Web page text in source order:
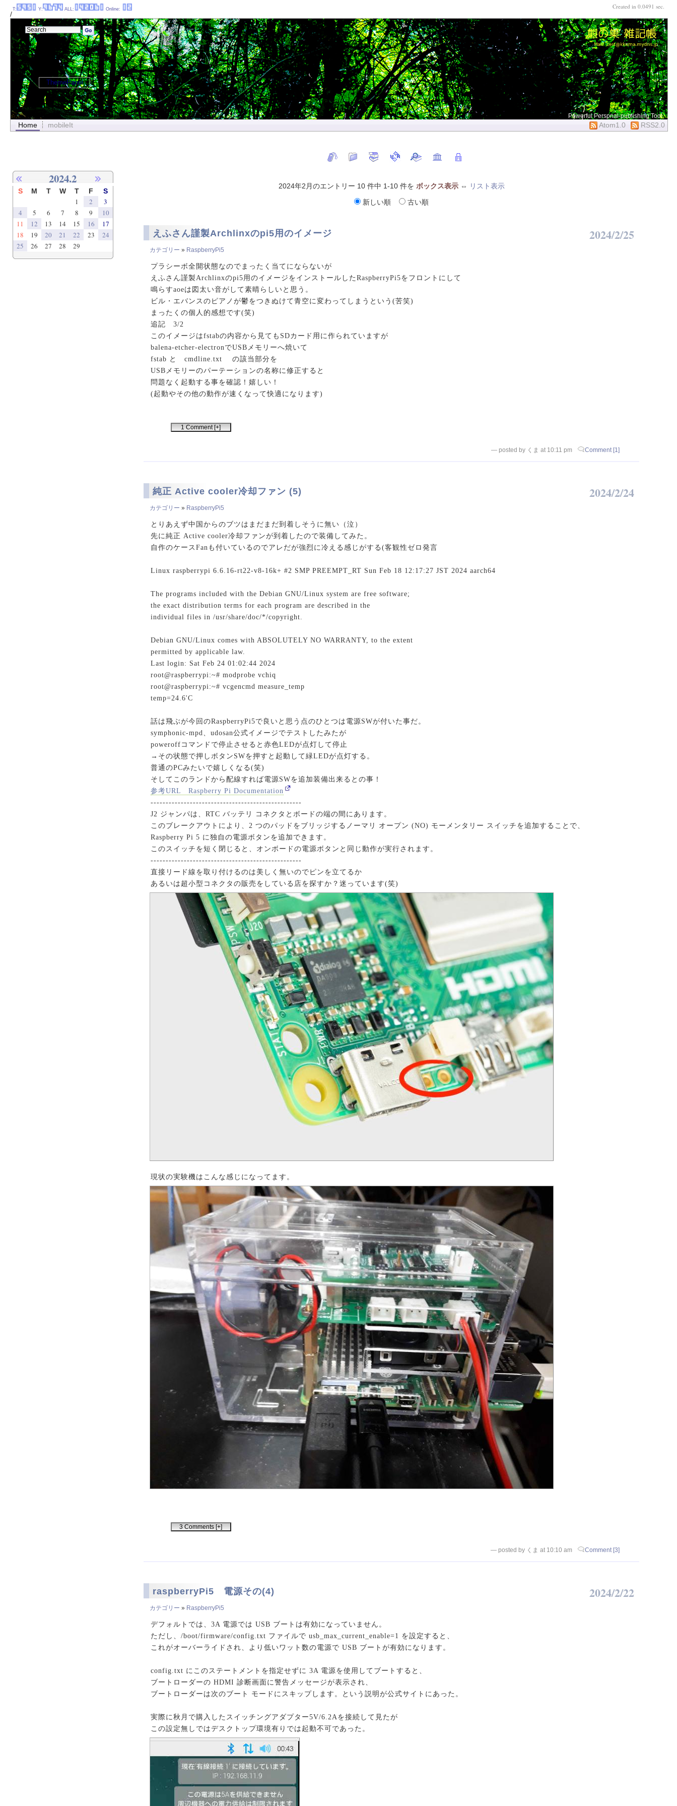
/
Powerful Perspnal-publishing Tool
Home mobileIt RSS2.0
Atom1.0
2024年2月のエントリー 10 件中 1-10 件を ボックス表示⇔
リスト表示
新しい順
古い順
えふさん謹製Archlinxのpi5用のイメージ 2024/2/25
カテゴリー » RaspberryPi5
プラシーボ全開状態なのでまったく当てにならないが
えふさん謹製Archlinxのpi5用のイメージをインストールしたRaspberryPi5をフロントにして
鳴らすaoeは図太い音がして素晴らしいと思う。
ビル・エバンスのピアノが鬱をつきぬけて青空に変わってしまうという(苦笑)
まったくの個人的感想です(笑)
追記 3/2
このイメージはfstabの内容から見てもSDカード用に作られていますが
balena-etcher-electronでUSBメモリーへ焼いて
fstab と cmdline.txt の該当部分を
USBメモリーのパーテーションの名称に修正すると
問題なく起動する事を確認！嬉しい！
(起動やその他の動作が速くなって快適になります)
1 Comment [+]
— posted by くま at 10:11 pm Comment [1]
純正 Active cooler冷却ファン (5) 2024/2/24
カテゴリー » RaspberryPi5
とりあえず中国からのブツはまだまだ到着しそうに無い（泣）
先に純正 Active cooler冷却ファンが到着したので装備してみた。
自作のケースFanも付いているのでアレだが強烈に冷える感じがする(客観性ゼロ発言
Linux raspberrypi 6.6.16-rt22-v8-16k+ #2 SMP PREEMPT_RT Sun Feb 18 12:17:27 JST 2024 aarch64
The programs included with the Debian GNU/Linux system are free software;
the exact distribution terms for each program are described in the
individual files in /usr/share/doc/*/copyright.
Debian GNU/Linux comes with ABSOLUTELY NO WARRANTY, to the extent
permitted by applicable law.
Last login: Sat Feb 24 01:02:44 2024
root@raspberrypi:~# modprobe vchiq
root@raspberrypi:~# vcgencmd measure_temp
temp=24.6'C
話は飛ぶが今回のRaspberryPi5で良いと思う点のひとつは電源SWが付いた事だ。
symphonic-mpd、udosan公式イメージでテストしたみたが
poweroffコマンドで停止させると赤色LEDが点灯して停止
→その状態で押しボタンSWを押すと起動して緑LEDが点灯する。
普通のPCみたいで嬉しくなる(笑)
そしてこのランドから配線すれば電源SWを追加装備出来るとの事！
参考URL Raspberry Pi Documentation
--------------------------------------------------
J2 ジャンパは、RTC バッテリ コネクタとボードの端の間にあります。
このブレークアウトにより、2 つのパッドをブリッジするノーマリ オープン (NO) モーメンタリー スイッチを追加することで、
Raspberry Pi 5 に独自の電源ボタンを追加できます。
このスイッチを短く閉じると、オンボードの電源ボタンと同じ動作が実行されます。
--------------------------------------------------
直接リード線を取り付けるのは美しく無いのでピンを立てるか
あるいは超小型コネクタの販売をしている店を探すか？迷っています(笑)
現状の実験機はこんな感じになってます。
3 Comments [+]
— posted by くま at 10:10 am Comment [3]
raspberryPi5 電源その(4) 2024/2/22
カテゴリー » RaspberryPi5
デフォルトでは、3A 電源では USB ブートは有効になっていません。
ただし、/boot/firmware/config.txt ファイルで usb_max_current_enable=1 を設定すると、
これがオーバーライドされ、より低いワット数の電源で USB ブートが有効になります。
config.txt にこのステートメントを指定せずに 3A 電源を使用してブートすると、
ブートローダーの HDMI 診断画面に警告メッセージが表示され、
ブートローダーは次のブート モードにスキップします。という説明が公式サイトにあった。
実際に秋月で購入したスイッチングアダプター5V/6.2Aを接続して見たが
この設定無しではデスクトップ環境有りでは起動不可であった。
2024.2
S M T W T F S
1 2
3
4
5 6 7 8 9
10
11
12 13 14 15 16
17
18
19 20 21 22 23
24
25
26 27 28 29
T: Y: ALL: Online:
ThemePanel
Created in 0.0491 sec.